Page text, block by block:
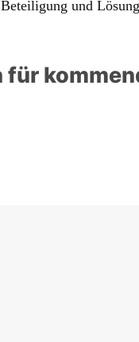
und
für